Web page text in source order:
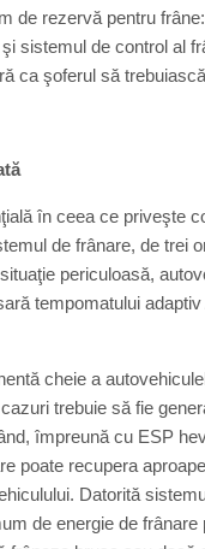
de rezervă pentru
sistemul de control al
ca şoferul să
în ceea ce priveşte
de frânare, de trei
periculoasă,
tempomatului
cheie a
trebuie să fie
împreună cu ESP
poate recupera
Datorită
de energie de